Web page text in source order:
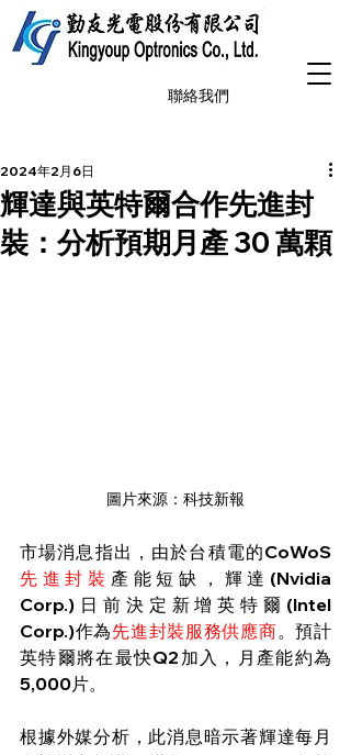
聯絡我們
輝達與英特爾合作先進封
裝：分析預期月產 30 萬顆
2024年2月6日
圖片來源：科技新報
市場消息指出，由於台積電的CoWoS
先進封裝 產能短缺，輝達(Nvidia
Corp.)日前決定新增英特爾(Intel
Corp.)作為先進封裝服務供應商。預計
英特爾將在最快Q2加入，月產能約為
5,000片。
根據外媒分析，此消息暗示著輝達每月